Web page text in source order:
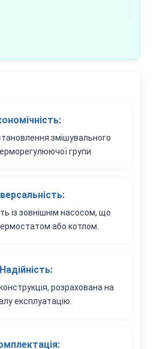
змішувального
групи.
із зовнішнім насосом, що
або котлом.
Надійність:
розрахована на
експлуатацію.